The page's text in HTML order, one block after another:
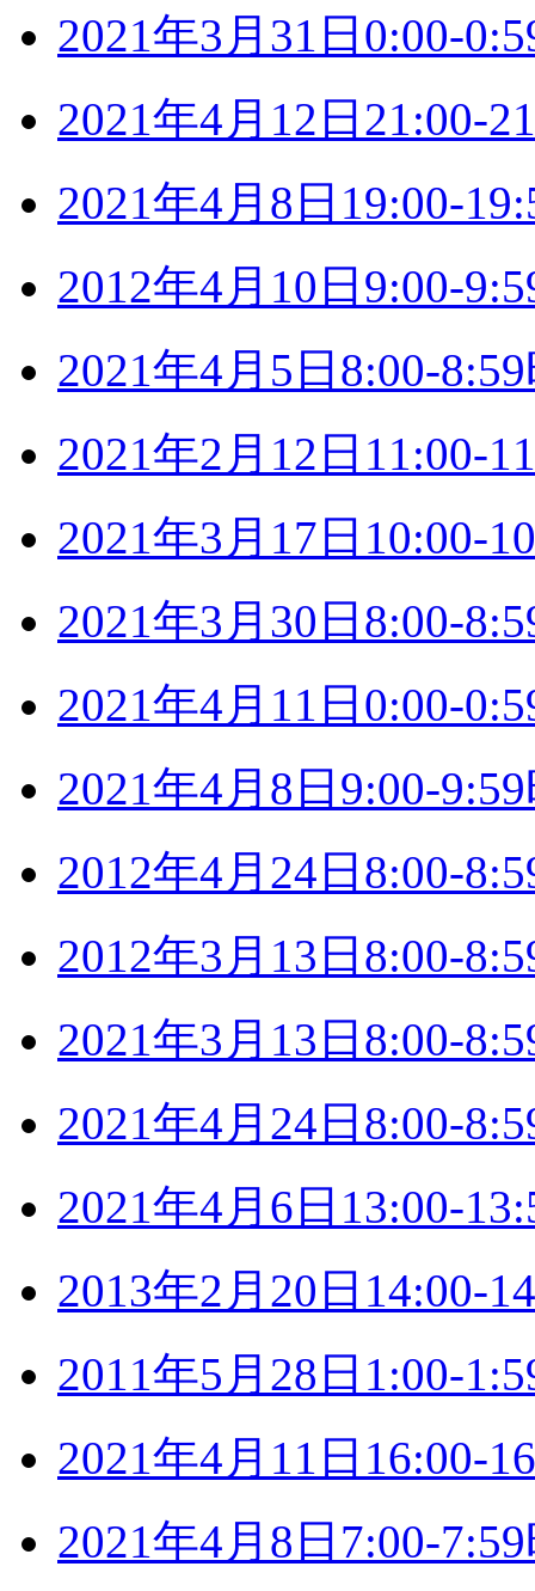
2021年3月31日0:00-
2021年4月12日21:00-
2021年4月8日19:00-
2012年4月10日9:00-
2021年4月5日8:00-
2021年2月12日11:00-
2021年3月17日10:00-
2021年3月30日8:00-
2021年4月11日0:00-
2021年4月8日9:00-
2012年4月24日8:00-
2012年3月13日8:00-
2021年3月13日8:00-
2021年4月24日8:00-
2021年4月6日13:00-
2013年2月20日14:00-
2011年5月28日1:00-
2021年4月11日16:00-
2021年4月8日7:00-